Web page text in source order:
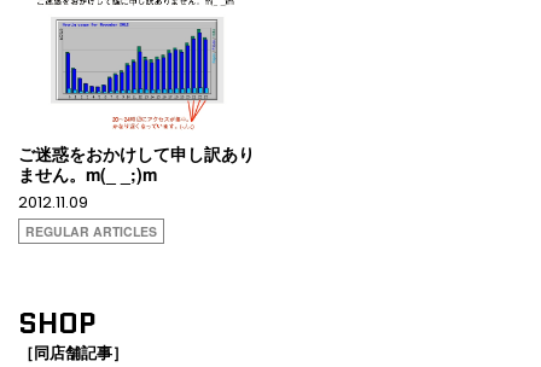
ご迷惑をおかけして申し訳あり
ません。m(_ _;)m
2012.11.09
REGULAR ARTICLES
SHOP
［同店舗記事］